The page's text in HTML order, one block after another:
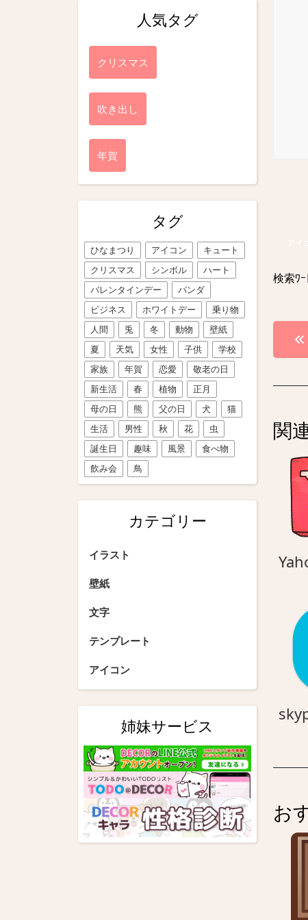
人気タグ
クリスマス
吹き出し
年賀
タグ
ひなまつり アイコン
キュート
クリスマス
シンボル
ハート
バレンタインデー
パンダ
ビジネス
ホワイトデー
乗り物
人間
兎 冬 動物
壁紙
夏
天気 女性 子供
学校
家族
年賀 恋愛
敬老の日
新生活
春 植物
正月
母の日
熊 父の日 犬
猫
生活
男性 秋 花
虫
誕生日
趣味 風景
食べ物
飲み会
鳥
カテゴリー
イラスト
壁紙
文字
テンプレート
アイコン
姉妹サービス
検索ﾜ
投
稿
ナ
ゲ
ー
シ
ョ
ン
関
お